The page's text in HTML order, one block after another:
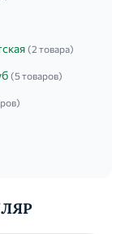
(2 товара)
(5 товаров)